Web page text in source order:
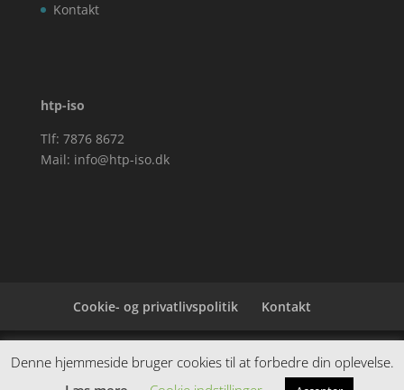
Kontakt
htp-iso
Tlf: 7876 8672
Mail: info@htp-iso.dk
Cookie- og privatlivspolitik Kontakt
Denne hjemmeside samler et bredt udvalg af
spændende varer. Siden er et affiiliatesite, og nogle
Denne hjemmeside bruger cookies til at forbedre din oplevelse.